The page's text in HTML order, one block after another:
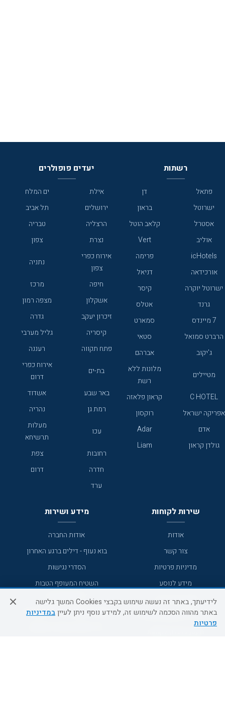
רשתות
פתאל
דן
ישרוטל
בראון
אסטרל
קלאב הוטל
אוליב
Vert
icHotels
פרימה
אורכידאה
דניאל
ישרוטל יוקרה
קיסר
גרנד
אטלס
7 מיינדס
סמארט
הרברט סמואל
סטאי
ג'יקוב
אברהם
מטיילים
מלונות ללא
רשת
C HOTEL
קראון פלאזה
אפריקה ישראל
רוקסון
אדם
Adar
גולדן קראון
Liam
יעדים פופולרים
אילת
ים המלח
ירושלים
תל אביב
הרצליה
טבריה
נצרת
צפון
אירוח כפרי
צפון
נתניה
חיפה
מרכז
אשקלון
מצפה רמון
זיכרון יעקב
גדרה
קיסריה
גליל מערבי
פתח תקווה
רעננה
בת-ים
אירוח כפרי
דרום
באר שבע
אשדוד
רמת גן
נהריה
עכו
מעלות
תרשיחא
רחובות
צפת
חדרה
דרום
ערד
שירות לקוחות
אודות
צור קשר
מדיניות פרטיות
מידע לנוסע
תקנון ביטול וזיכוי
תנאים כלליים והגבלת אחריות
מידע ושירות
אודות החברה
בוא נעוף - דילים ברגע האחרון
הסדרי נגישות
השטיח המעופף הטבות
השטיח המעופף טיולים מאורגנים
לידיעתך, באתר זה נעשה שימוש בקבצי Cookies המשך גלישה
באתר מהווה הסכמה לשימוש זה, למידע נוסף ניתן לעייןבמדיניות
פרטיות